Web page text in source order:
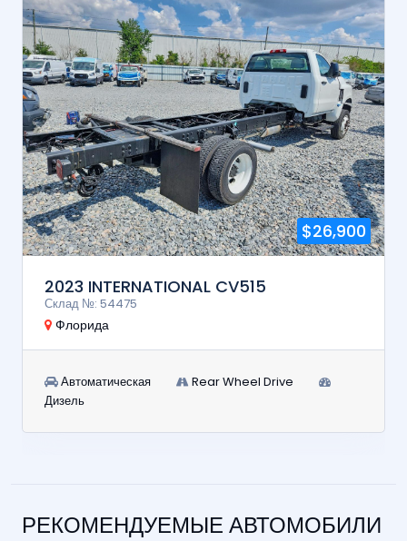
$26,900
2023 INTERNATIONAL CV515
Склад №: 54475
Флорида
Автоматическая
Rear Wheel Drive
Дизель
РЕКОМЕНДУЕМЫЕ АВТОМОБИЛИ